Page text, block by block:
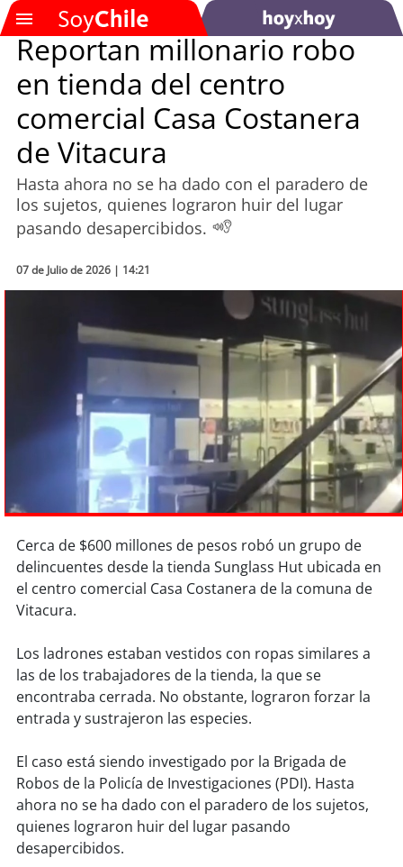
Podcast
Actualidad
Entretención
Economía
Deportes
Sostenibilidad
chile
arica
soyiquique
soycalama
soycopiapó
soyvalparaíso
soy quillota
soysanantonio
soychillán
Reportan millonario robo
en tienda del centro
comercial Casa Costanera
de Vitacura
Hasta ahora no se ha dado con el paradero de
los sujetos, quienes lograron huir del lugar
pasando desapercibidos.
07 de Julio de 2026 | 14:21
Cerca de $600 millones de pesos robó un grupo de
delincuentes desde la tienda Sunglass Hut ubicada en
el centro comercial Casa Costanera de la comuna de
Vitacura.
Los ladrones estaban vestidos con ropas similares a
las de los trabajadores de la tienda, la que se
encontraba cerrada. No obstante, lograron forzar la
entrada y sustrajeron las especies.
El caso está siendo investigado por la Brigada de
Robos de la Policía de Investigaciones (PDI). Hasta
ahora no se ha dado con el paradero de los sujetos,
quienes lograron huir del lugar pasando
desapercibidos.